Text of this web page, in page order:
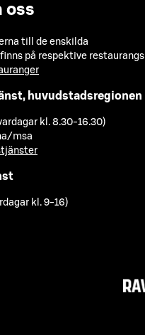
oss
till de enskilda
på respektive restaurangs
huvudstadsregionen
kl. 8.30-16.30)
msa
kl. 9-16)